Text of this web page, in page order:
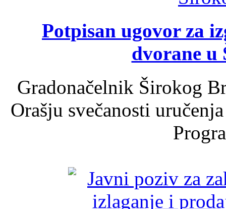
Potpisan ugovor za
dvorane u
Gradonačelnik Širokog
Orašju svečanosti